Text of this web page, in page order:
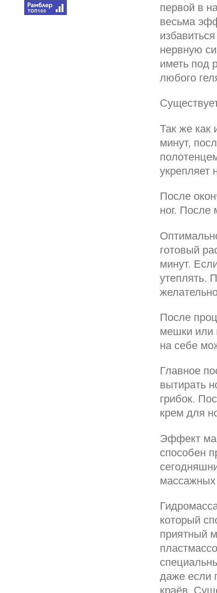
первой в
весьма
нервную
иметь под
любого
Так же как
минут,
укрепляет
После
ног.
готовый
минут.
утеплять.
После
мешки или
на себе
Главное
вытирать
грибок.
крем для
Эффект
способен
массажных
который
приятный
даже если
краёв.